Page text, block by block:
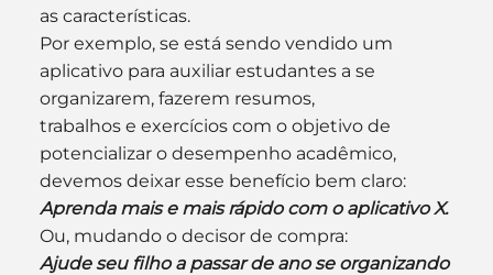
as características.
Por exemplo, se está sendo vendido um
aplicativo para auxiliar estudantes a se
organizarem, fazerem resumos,
trabalhos e exercícios com o objetivo de
potencializar o desempenho acadêmico,
devemos deixar esse benefício bem claro:
Aprenda mais e mais rápido com o aplicativo X.
Ou, mudando o decisor de compra:
Ajude seu filho a passar de ano se organizando